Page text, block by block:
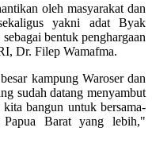
oleh masyarakat dan
yakni adat Byak
bentuk penghargaan
Dr. Filep Wamafma.
kampung Waroser dan
sudah datang menyambut
bangun untuk bersama-
Papua Barat yang lebih,"